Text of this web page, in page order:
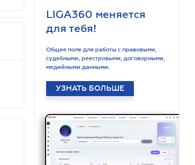
LIGA360 меняется
для тебя!
Общее поле для работы с правовыми,
судебными, реестровыми, договорными,
медийными данными.
УЗНАТЬ БОЛЬШЕ